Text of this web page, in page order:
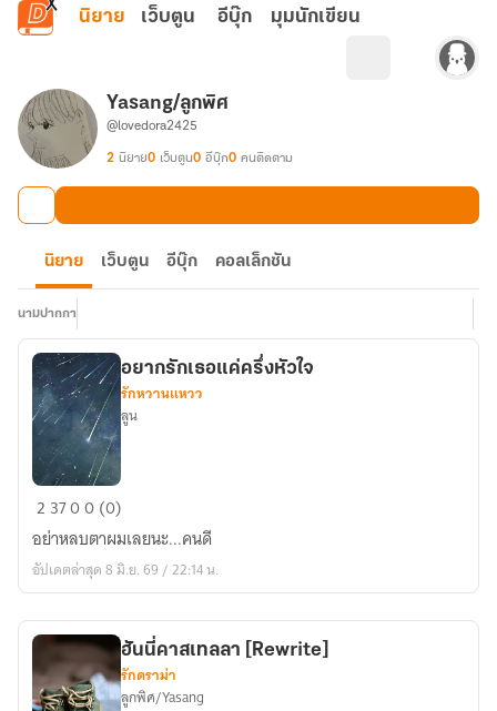
ข้ามไปยังเนื้อหาหลัก
นิยาย เว็บตูน อีบุ๊ก มุมนักเขียน
Yasang/ลูกพิศ
@lovedora2425
2 นิยาย0 เว็บตูน0 อีบุ๊ก0 คนติดตาม
นิยาย เว็บตูน อีบุ๊ก คอลเล็กชัน
นามปากกา
อยาก
รัก
เธอ
แค่
หัวใจ
อยากรักเธอแค่ครึ่งหัวใจ
รักหวานแหวว
ลูน
2 3700 (0)
อย่าหลบตาผมเลยนะ...คนดี
อัปเดตล่าสุด 8 มิ.ย. 69 / 22:14 น.
ฮันนี่คาสเทลลา [Rewrite]
รักดราม่า
ลูกพิศ/Yasang